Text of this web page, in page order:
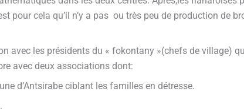
pour cela qu’il n’y a pas ou très peu de production de
avec les présidents du « fokontany »(chefs de village)
avec deux associations dont:
d’Antsirabe ciblant les familles en détresse.